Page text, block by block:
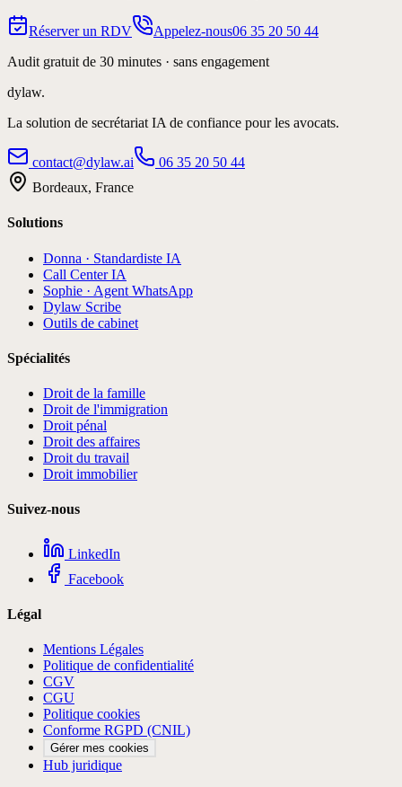
Réserver un RDV Appelez-nous06 35 20 50 44
Audit gratuit de 30 minutes · sans engagement
dylaw.
La solution de secrétariat IA de confiance pour les avocats.
contact@dylaw.ai
06 35 20 50 44
Bordeaux, France
Solutions
Donna · Standardiste IA
Call Center IA
Sophie · Agent WhatsApp
Dylaw Scribe
Outils de cabinet
Spécialités
Droit de la famille
Droit de l'immigration
Droit pénal
Droit des affaires
Droit du travail
Droit immobilier
Suivez-nous
LinkedIn
Facebook
Légal
Mentions Légales
Politique de confidentialité
CGV
CGU
Politique cookies
Conforme RGPD (CNIL)
Gérer mes cookies
Hub juridique